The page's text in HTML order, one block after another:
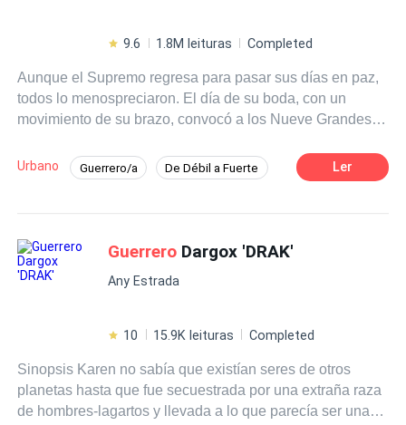
9.6 1.8M leituras Completed
Aunque el Supremo regresa para pasar sus días en paz,
todos lo menospreciaron. El día de su boda, con un
movimiento de su brazo, convocó a los Nueve Grandes
amo...
Urbano Guerrero/a De Débil a Fuerte
Ventaja Especial Pasión
Ler
Guerrero Dargox 'DRAK'
Any Estrada
10 15.9K leituras Completed
Sinopsis Karen no sabía que existían seres de otros
planetas hasta que fue secuestrada por una extraña raza
de hombres-lagartos y llevada a lo que parecía ser una